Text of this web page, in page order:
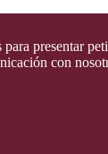
presentar
con